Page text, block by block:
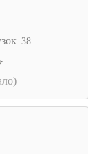
38